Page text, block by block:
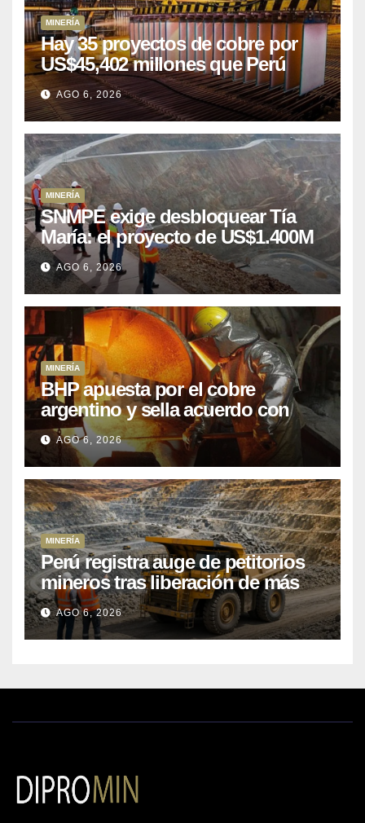
MINERÍA
Hay 35 proyectos de cobre por
US$45,402 millones que Perú
puede aprovechar
AGO 6, 2026
MINERÍA
SNMPE exige desbloquear Tía
María: el proyecto de US$1.400M
que Perú lleva 15 años
posponiendo
AGO 6, 2026
MINERÍA
BHP apuesta por el cobre
argentino y sella acuerdo con
Kobrea para siete proyecto
AGO 6, 2026
MINERÍA
Perú registra auge de petitorios
mineros tras liberación de más
de mil concesiones para explorar
cobre y oro
AGO 6, 2026